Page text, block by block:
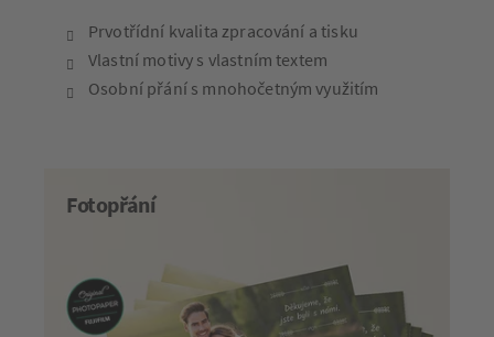
Prvotřídní kvalita zpracování a tisku
Vlastní motivy s vlastním textem
Osobní přání s mnohočetným využitím
Fotopřání